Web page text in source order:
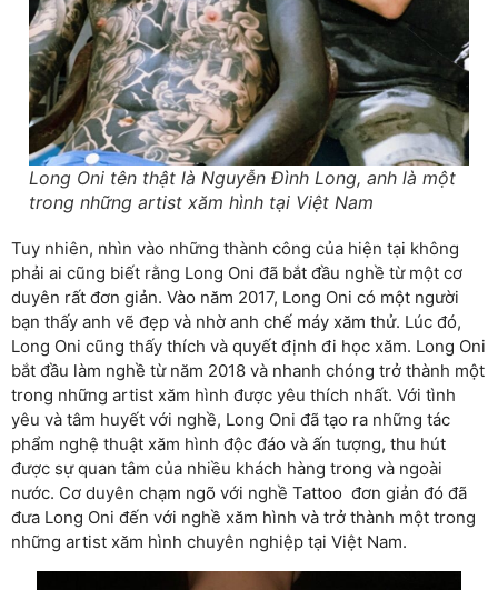
Long Oni tên thật là Nguyễn Đình Long, anh là một
trong những artist xăm hình tại Việt Nam
Tuy nhiên, nhìn vào những thành công của hiện tại không
phải ai cũng biết rằng Long Oni đã bắt đầu nghề từ một cơ
duyên rất đơn giản. Vào năm 2017, Long Oni có một người
bạn thấy anh vẽ đẹp và nhờ anh chế máy xăm thử. Lúc đó,
Long Oni cũng thấy thích và quyết định đi học xăm. Long Oni
bắt đầu làm nghề từ năm 2018 và nhanh chóng trở thành một
trong những artist xăm hình được yêu thích nhất. Với tình
yêu và tâm huyết với nghề, Long Oni đã tạo ra những tác
phẩm nghệ thuật xăm hình độc đáo và ấn tượng, thu hút
được sự quan tâm của nhiều khách hàng trong và ngoài
nước. Cơ duyên chạm ngõ với nghề Tattoo đơn giản đó đã
đưa Long Oni đến với nghề xăm hình và trở thành một trong
những artist xăm hình chuyên nghiệp tại Việt Nam.